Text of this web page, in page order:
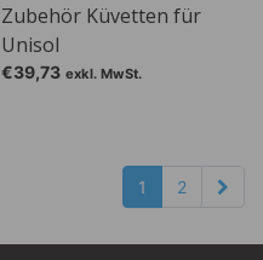
Zubehör Küvetten für
Unisol
€39,73 exkl. MwSt.
1 2